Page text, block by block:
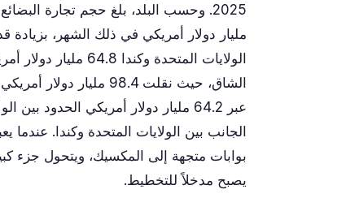
الجانب بين الولايات المتحدة وكندا.
بوابات متجهة إلى المكسيك، ويتحول جزء
يصبح مدخلاً للتخطيط.